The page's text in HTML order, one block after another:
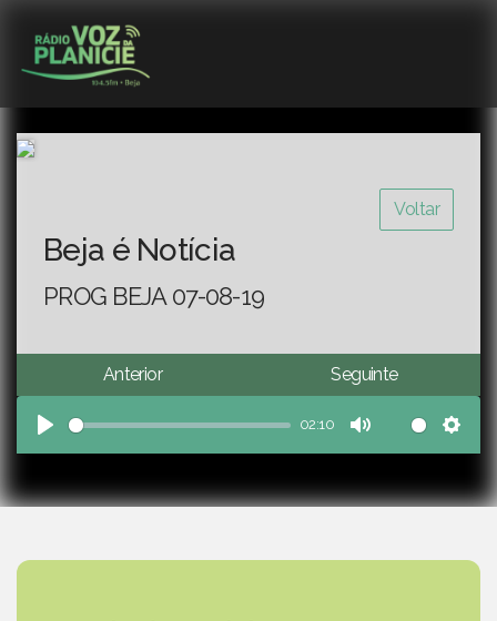
Voltar
Beja é Notícia
PROG BEJA 07-08-19
Anterior Seguinte
Play
02:10
Mute